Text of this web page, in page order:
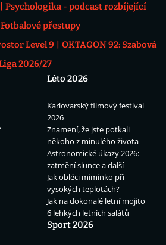
Psychologika - podcast rozbíjející
Fotbalové přestupy
Level 9
OKTAGON 92: Szabová
2026/27
Léto 2026
Karlovarský filmový festival
2026
Znamení, že jste potkali
někoho z minulého života
Astronomické úkazy 2026:
zatmění slunce a další
Jak obléci miminko při
vysokých teplotách?
Jak na dokonalé letní mojito
6 lehkých letních salátů
Sport 2026